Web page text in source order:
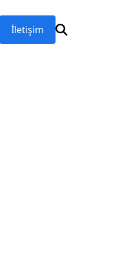
İletişim